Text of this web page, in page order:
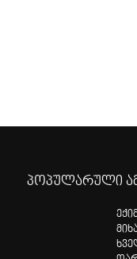
პოპულარული